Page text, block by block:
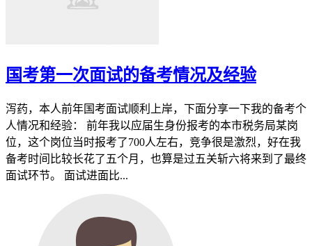
国考第一次面试的备考情况及经验
泻药，本人前年国考面试顺利上岸，下面分享一下我的备考个
人情况和经验： 前年我以应届生身份报考的本市税务局某岗
位，这个岗位当时报考了700人左右，竞争很是激烈，好在我
备考时间比较长花了五个月，也算是过五关斩六将来到了最终
面试环节。 面试进面比...